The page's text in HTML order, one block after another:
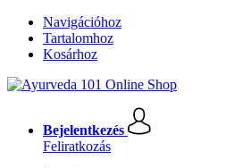
Navigációhoz
Tartalomhoz
Kosárhoz
Bejelentkezés
Feliratkozás